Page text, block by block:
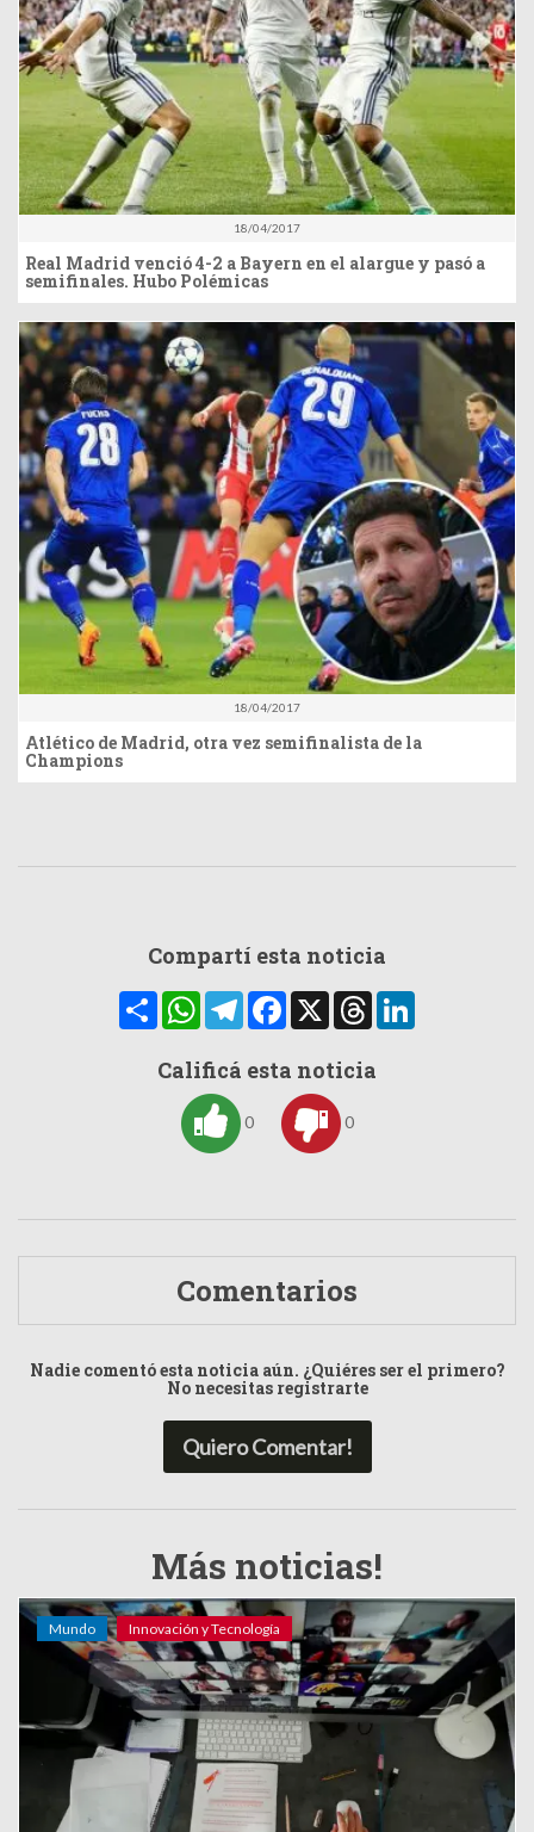
18/04/2017
Real Madrid venció 4-2 a Bayern en el alargue y pasó a
semifinales. Hubo Polémicas
18/04/2017
Atlético de Madrid, otra vez semifinalista de la
Champions
Compartí esta noticia
CompartirWhatsAppTelegramFacebook
X Threads
Calificá esta noticia
0 0
Comentarios
Nadie comentó esta noticia aún. ¿Quiéres ser el primero?
No necesitas registrarte
Quiero Comentar!
Más noticias!
Mundo Innovación y Tecnología